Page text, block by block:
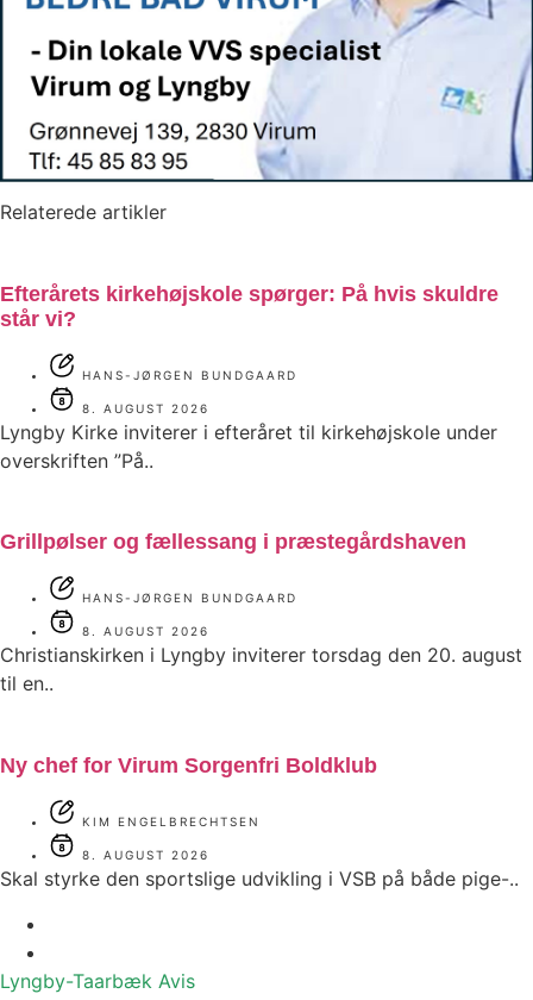
Relaterede artikler
Efterårets kirkehøjskole spørger: På hvis skuldre
står vi?
HANS-JØRGEN BUNDGAARD
8. AUGUST 2026
Lyngby Kirke inviterer i efteråret til kirkehøjskole under
overskriften ”På..
Grillpølser og fællessang i præstegårdshaven
HANS-JØRGEN BUNDGAARD
8. AUGUST 2026
Christianskirken i Lyngby inviterer torsdag den 20. august
til en..
Ny chef for Virum Sorgenfri Boldklub
KIM ENGELBRECHTSEN
8. AUGUST 2026
Skal styrke den sportslige udvikling i VSB på både pige-..
Lyngby-Taarbæk Avis